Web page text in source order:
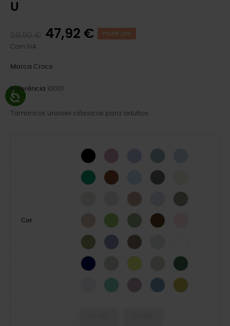
U
47,92 € POUPE 20%
Com IVA
Marca Crocs
Referência 10001
Tamancos unissex clássicos para adultos.
Cor
BLACK HydrangeaMystic Purple
Pond
Green IvyCognac Blue FrostCinza Ardósia
AtmosphereBandanaDreamscape
Elephant
Kiwi Moss-XCoffee
Exército Verde
Blue HazeTaupe
NAVY SHITAKEAcidity Field Green
Grape IceRetro Dusty LilacAstro BlueMeadow